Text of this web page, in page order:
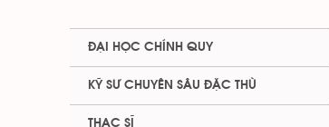
ĐẠI HỌC CHÍNH QUY
KỸ SƯ CHUYÊN SÂU ĐẶC THÙ
THẠC SĨ